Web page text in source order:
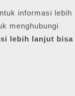
informasi lebih
menghubungi
lebih lanjut bisa